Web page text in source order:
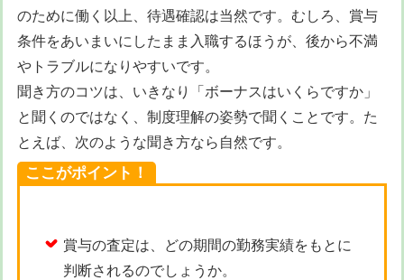
のために働く以上、待遇確認は当然です。むしろ、賞与
条件をあいまいにしたまま入職するほうが、後から不満
やトラブルになりやすいです。
聞き方のコツは、いきなり「ボーナスはいくらですか」
と聞くのではなく、制度理解の姿勢で聞くことです。た
とえば、次のような聞き方なら自然です。
ここがポイント！
賞与の査定は、どの期間の勤務実績をもとに
判断されるのでしょうか。